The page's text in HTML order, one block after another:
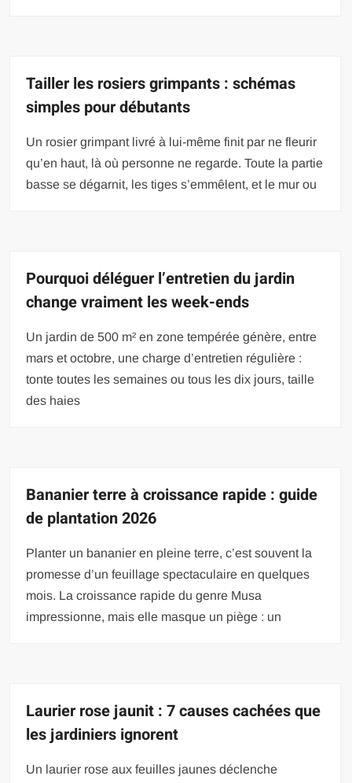
Tailler les rosiers grimpants : schémas
simples pour débutants
Un rosier grimpant livré à lui-même finit par ne fleurir
qu’en haut, là où personne ne regarde. Toute la partie
basse se dégarnit, les tiges s’emmêlent, et le mur ou
Pourquoi déléguer l’entretien du jardin
change vraiment les week-ends
Un jardin de 500 m² en zone tempérée génère, entre
mars et octobre, une charge d’entretien régulière :
tonte toutes les semaines ou tous les dix jours, taille
des haies
Bananier terre à croissance rapide : guide
de plantation 2026
Planter un bananier en pleine terre, c’est souvent la
promesse d’un feuillage spectaculaire en quelques
mois. La croissance rapide du genre Musa
impressionne, mais elle masque un piège : un
Laurier rose jaunit : 7 causes cachées que
les jardiniers ignorent
Un laurier rose aux feuilles jaunes déclenche